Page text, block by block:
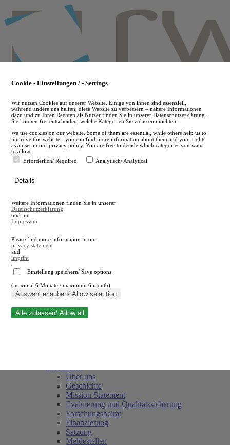
to
main
en
A
A
Suche schließen
Über uns
Geschichte
Mission Statement
Evaluierung und Qualitätssicherung
Forschungsbeirat
Finanzierung
Satzung
Meldestellen
Cookie - Einstellungen / - Settings
Wir nutzen Cookies auf unserer Website. Einige von ihnen sind essenziell,
während andere uns helfen, diese Website zu verbessern – nähere Informationen
dazu und zu Ihren Rechten als Nutzer finden Sie in unserer Datenschutzerklärung.
Sie können frei entscheiden, welche Kategorien Sie zulassen möchten.
We use cookies on our website. Some of them are essential, while others help us to
improve this website - you can find more information about them and your rights
as a user in our privacy policy. You are free to decide which categories you want
to allow.
Erforderlich/ Required
Analytisch/ Analytical
Details
Weitere Informationen finden Sie in unserer
Datenschutzerklärung
und im
Impressum
Please find more information in our
privacy statement
and
imprint
Einstellung speichern/ Save options
(maximal 6 Monate / maximum 6 month)
Auswahl erlauben/ Allow selection
Alle zulassen/ Allow all